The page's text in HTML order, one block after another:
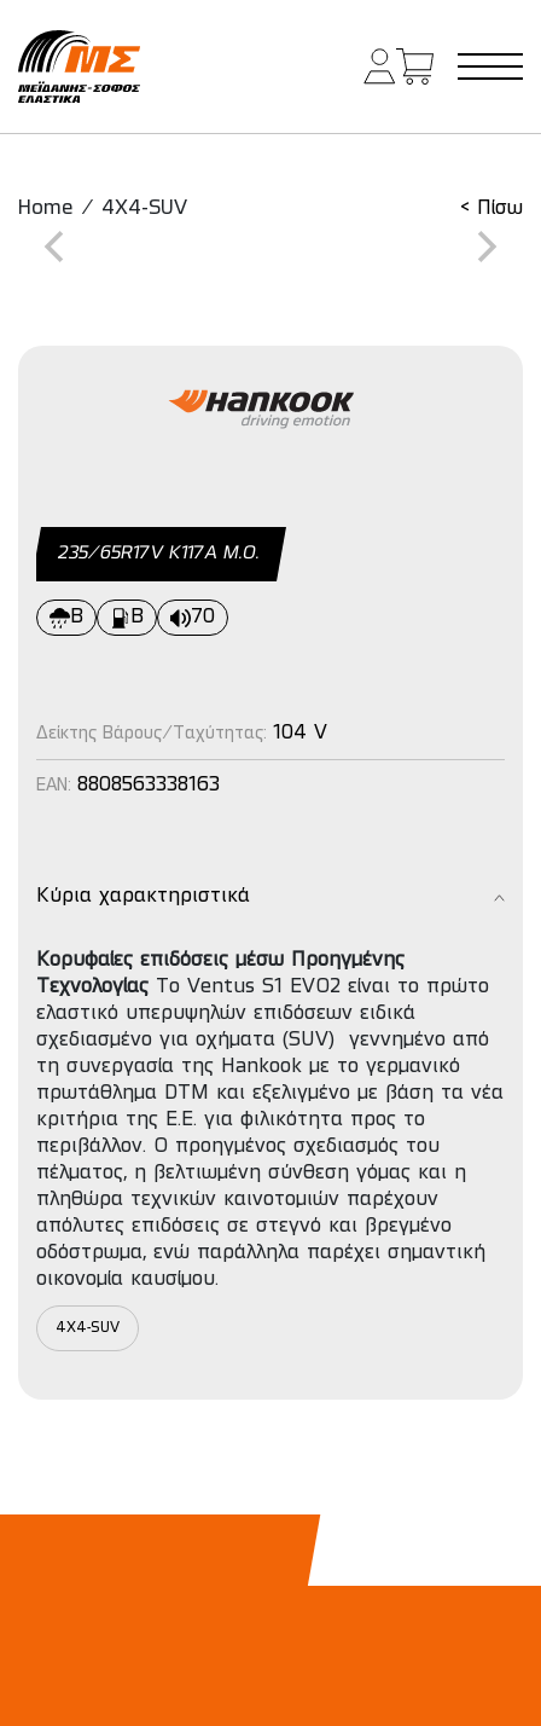
Main Navigation
Home / 4X4-SUV < Πίσω
235/65R17V Κ117Α Μ.Ο.
B B 70
Δείκτης Βάρους/Ταχύτητας: 104 V
EAN: 8808563338163
Κύρια χαρακτηριστικά
Κορυφαίες επιδόσεις μέσω Προηγμένης
Τεχνολογίας Το Ventus S1 EVO2 είναι το πρώτο
ελαστικό υπερυψηλών επιδόσεων ειδικά
σχεδιασμένο για οχήματα (SUV) γεννημένο από
τη συνεργασία της Hankook με το γερμανικό
πρωτάθλημα DTM και εξελιγμένο με βάση τα νέα
κριτήρια της Ε.Ε. για φιλικότητα προς το
περιβάλλον. Ο προηγμένος σχεδιασμός του
πέλματος, η βελτιωμένη σύνθεση γόμας και η
πληθώρα τεχνικών καινοτομιών παρέχουν
απόλυτες επιδόσεις σε στεγνό και βρεγμένο
οδόστρωμα, ενώ παράλληλα παρέχει σημαντική
οικονομία καυσίμου.
4X4-SUV